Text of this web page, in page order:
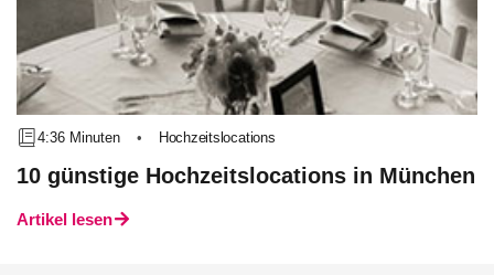
4:36 Minuten • Hochzeitslocations
10 günstige Hochzeitslocations in München
Artikel lesen